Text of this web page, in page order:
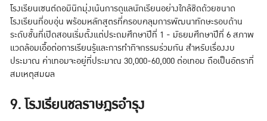
โรงเรียนเซนต์ดอมินิกมุ่งเน้นการดูแลนักเรียนอย่างใกล้ชิดด้วยขนาด
โรงเรียนที่อบอุ่น พร้อมหลักสูตรที่ครอบคลุมการพัฒนาทักษะรอบด้าน
ระดับชั้นที่เปิดสอนเริ่มตั้งแต่ประถมศึกษาปีที่ 1 - มัธยมศึกษาปีที่ 6 สภาพ
แวดล้อมเอื้อต่อการเรียนรู้และการทำกิจกรรมร่วมกัน สำหรับเรื่องงบ
ประมาณ ค่าเทอมจะอยู่ที่ประมาณ 30,000-60,000 ต่อเทอม ถือเป็นอัตราที่
สมเหตุสมผล
9. โรงเรียนชลราษฎรอำรุง